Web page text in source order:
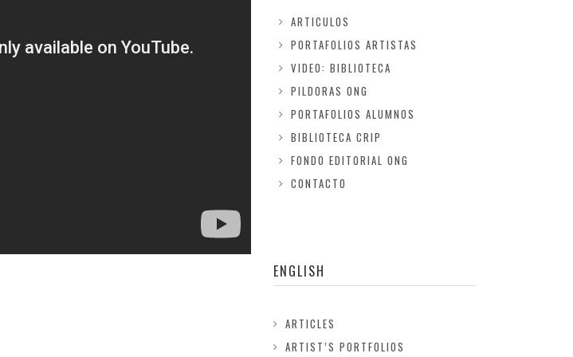
ARTICULOS
PORTAFOLIOS ARTISTAS
VIDEO: BIBLIOTECA
PILDORAS ONG
PORTAFOLIOS ALUMNOS
BIBLIOTECA CRIP
FONDO EDITORIAL ONG
CONTACTO
ENGLISH
ARTICLES
ARTIST’S PORTFOLIOS